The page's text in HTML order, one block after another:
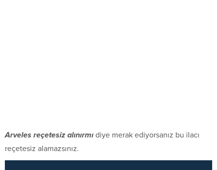
Arveles reçetesiz alınırmı diye merak ediyorsanız bu ilacı
reçetesiz alamazsınız.